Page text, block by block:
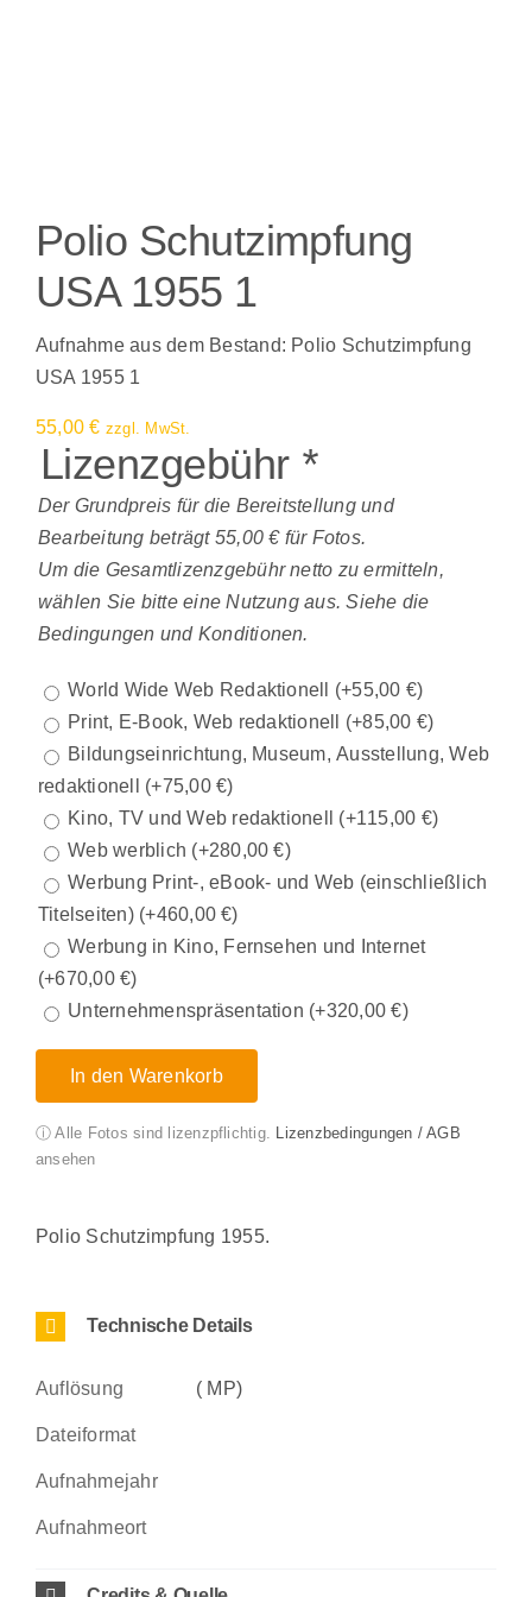
Polio Schutzimpfung
USA 1955 1
Aufnahme aus dem Bestand: Polio Schutzimpfung
USA 1955 1
55,00€ zzgl. MwSt.
Lizenzgebühr *
Der Grundpreis für die Bereitstellung und
Bearbeitung beträgt 55,00 € für Fotos.
Um die Gesamtlizenzgebühr netto zu ermitteln,
wählen Sie bitte eine Nutzung aus. Siehe die
Bedingungen und Konditionen.
World Wide Web Redaktionell (+55,00 €)
Print, E-Book, Web redaktionell (+85,00 €)
Bildungseinrichtung, Museum, Ausstellung, Web
redaktionell (+75,00 €)
Kino, TV und Web redaktionell (+115,00 €)
Web werblich (+280,00€)
Werbung Print-, eBook- und Web (einschließlich
Titelseiten) (+460,00€)
Werbung in Kino, Fernsehen und Internet
(+670,00€)
Unternehmenspräsentation (+320,00€)
In den Warenkorb
ⓘ Alle Fotos sind lizenzpflichtig. Lizenzbedingungen / AGB
ansehen
Polio Schutzimpfung 1955.
Technische Details
Auflösung ( MP)
Dateiformat
Aufnahmejahr
Aufnahmeort